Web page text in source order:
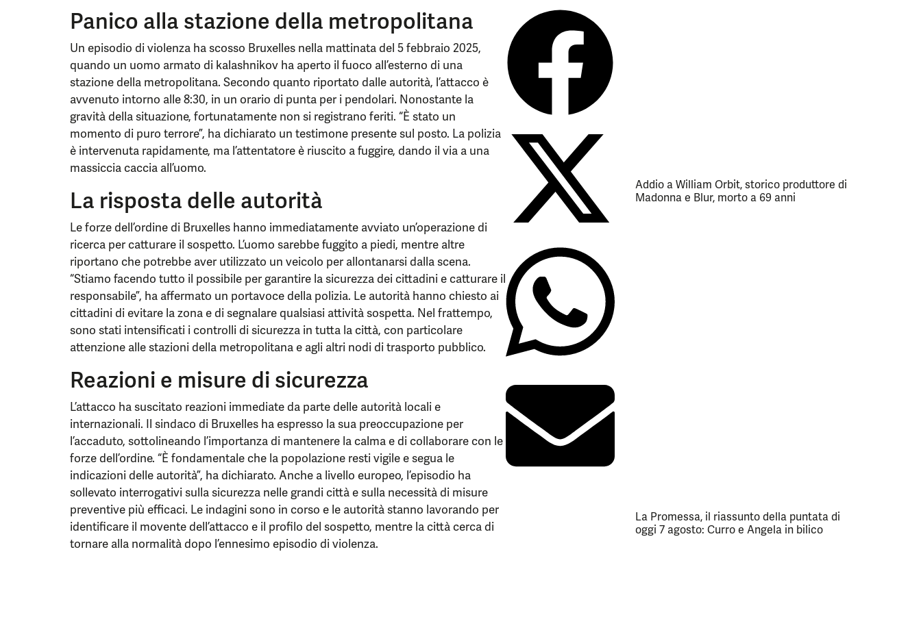
Panico alla stazione della metropolitana
Un episodio di violenza ha scosso Bruxelles nella mattinata del 5 febbraio 2025,
quando un uomo armato di kalashnikov ha aperto il fuoco all’esterno di una
stazione della metropolitana. Secondo quanto riportato dalle autorità, l’attacco è
avvenuto intorno alle 8:30, in un orario di punta per i pendolari. Nonostante la
gravità della situazione, fortunatamente non si registrano feriti. “È stato un
momento di puro terrore”, ha dichiarato un testimone presente sul posto. La polizia
è intervenuta rapidamente, ma l’attentatore è riuscito a fuggire, dando il via a una
massiccia caccia all’uomo.
La risposta delle autorità
Le forze dell’ordine di Bruxelles hanno immediatamente avviato un’operazione di
ricerca per catturare il sospetto. L’uomo sarebbe fuggito a piedi, mentre altre
riportano che potrebbe aver utilizzato un veicolo per allontanarsi dalla scena.
“Stiamo facendo tutto il possibile per garantire la sicurezza dei cittadini e catturare il
responsabile”, ha affermato un portavoce della polizia. Le autorità hanno chiesto ai
cittadini di evitare la zona e di segnalare qualsiasi attività sospetta. Nel frattempo,
sono stati intensificati i controlli di sicurezza in tutta la città, con particolare
attenzione alle stazioni della metropolitana e agli altri nodi di trasporto pubblico.
Reazioni e misure di sicurezza
L’attacco ha suscitato reazioni immediate da parte delle autorità locali e
internazionali. Il sindaco di Bruxelles ha espresso la sua preoccupazione per
l’accaduto, sottolineando l’importanza di mantenere la calma e di collaborare con le
forze dell’ordine. “È fondamentale che la popolazione resti vigile e segua le
indicazioni delle autorità”, ha dichiarato. Anche a livello europeo, l’episodio ha
sollevato interrogativi sulla sicurezza nelle grandi città e sulla necessità di misure
preventive più efficaci. Le indagini sono in corso e le autorità stanno lavorando per
identificare il movente dell’attacco e il profilo del sospetto, mentre la città cerca di
tornare alla normalità dopo l’ennesimo episodio di violenza.
Addio a William Orbit, storico produttore di
Madonna e Blur, morto a 69 anni
La Promessa, il riassunto della puntata di
oggi 7 agosto: Curro e Angela in bilico